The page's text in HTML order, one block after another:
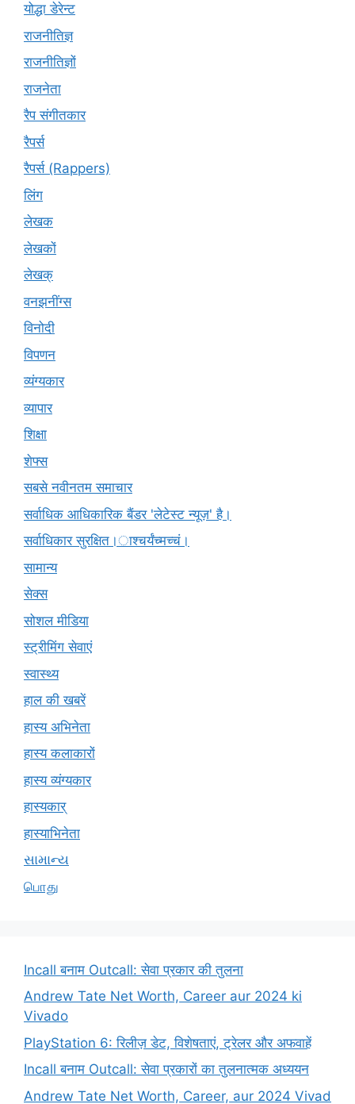
योद्धा डेरेन्ट
राजनीतिज्ञ
राजनीतिज्ञों
राजनेता
रैप संगीतकार
रैपर्स
रैपर्स (Rappers)
लिंग
लेखक
लेखकों
लेखक्
वनझनींग्स
विनोदी
विपणन
व्यंग्यकार
व्यापार
शिक्षा
शेफ्स
सबसे नवीनतम समाचार
सर्वाधिक आधिकारिक बैंडर 'लेटेस्ट न्यूज़' है।
सर्वाधिकार सुरक्षित।ाश्चर्यंच्मच्चं।
सामान्य
सेक्स
सोशल मीडिया
स्ट्रीमिंग सेवाएं
स्वास्थ्य
हाल की खबरें
हास्य अभिनेता
हास्य कलाकारों
हास्य व्यंग्यकार
हास्यकार्
हास्याभिनेता
સામાન્ય
பொது
Incall बनाम Outcall: सेवा प्रकार की तुलना
Andrew Tate Net Worth, Career aur 2024 ki
Vivado
PlayStation 6: रिलीज़ डेट, विशेषताएं, ट्रेलर और अफवाहें
Incall बनाम Outcall: सेवा प्रकारों का तुलनात्मक अध्ययन
Andrew Tate Net Worth, Career, aur 2024 Vivad